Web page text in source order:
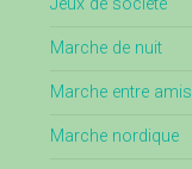
Jeux de société
Marche de nuit
Marche entre amis
Marche nordique